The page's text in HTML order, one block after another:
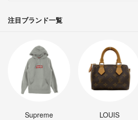
注目ブランド一覧
Supreme
LOUIS